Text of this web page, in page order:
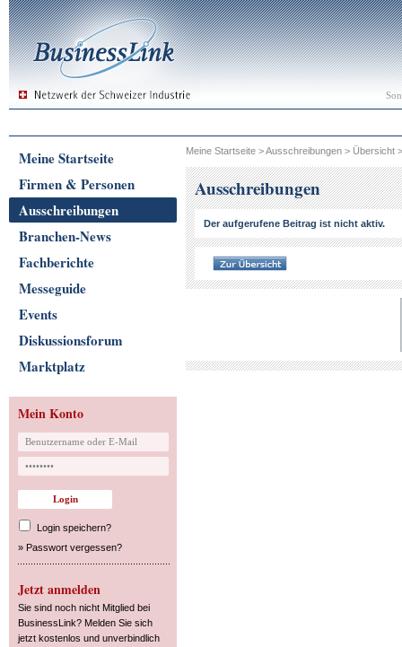
Meine Startseite
Firmen & Personen
Ausschreibungen
Branchen-News
Fachberichte
Messeguide
Events
Diskussionsforum
Marktplatz
Mein Konto
Login speichern?
» Passwort vergessen?
Jetzt anmelden
Sie sind noch nicht Mitglied bei
BusinessLink? Melden Sie sich
jetzt kostenlos und unverbindlich
Meine Startseite >Ausschreibungen > Übersicht
Ausschreibungen
Der aufgerufene Beitrag ist nicht aktiv.